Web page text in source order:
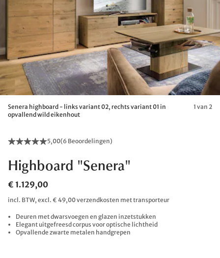
Senera highboard - links variant 02, rechts variant 01 in
opvallend wild eikenhout
1 van 2
5,00(6 Beoordelingen)
Highboard "Senera"
€ 1.129,00
incl. BTW, excl. € 49,00 verzendkosten met transporteur
Deuren met dwarsvoegen en glazen inzetstukken
Elegant uitgefreesd corpus voor optische lichtheid
Opvallende zwarte metalen handgrepen